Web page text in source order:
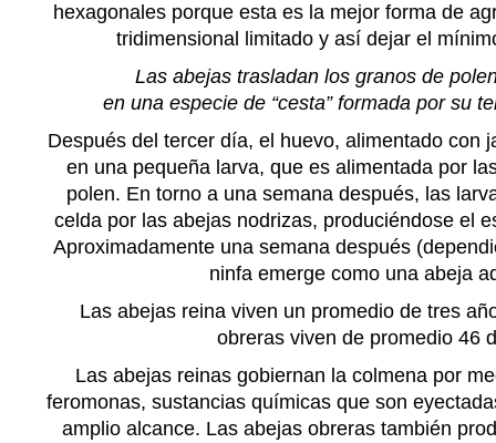
hexagonales porque esta es la mejor forma de
tridimensional
limitado y así dejar el
Las abejas trasladan los granos de
en una especie de “cesta” formada por su
Después del tercer día, el huevo, alimentado con
en una pequeña larva, que es alimentada por
polen. En torno a una semana después, las
celda por las abejas nodrizas, produciéndose el
Aproximadamente una semana después
ninfa emerge como una abeja
Las abejas reina viven un promedio de tres
obreras viven de promedio 46
Las abejas reinas gobiernan la colmena por
feromonas, sustancias químicas que son
amplio alcance. Las abejas obreras también